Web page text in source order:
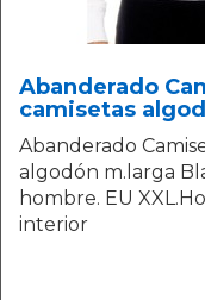
Abanderado
camisetas
Abanderado
algodón m.larga
hombre. EU
interior